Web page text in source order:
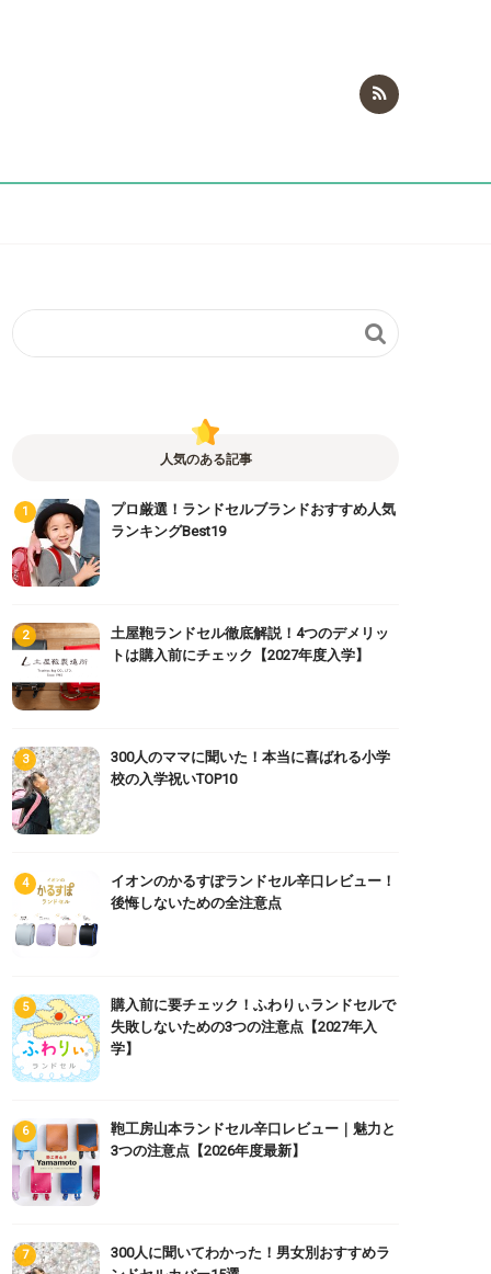

人気のある記事
プロ厳選！ランドセルブランドおすすめ人気
ランキングBest19
土屋鞄ランドセル徹底解説！4つのデメリッ
トは購入前にチェック【2027年度入学】
300人のママに聞いた！本当に喜ばれる小学
校の入学祝いTOP10
イオンのかるすぽランドセル辛口レビュー！
後悔しないための全注意点
購入前に要チェック！ふわりぃランドセルで
失敗しないための3つの注意点【2027年入
学】
鞄工房山本ランドセル辛口レビュー｜魅力と
3つの注意点【2026年度最新】
300人に聞いてわかった！男女別おすすめラ